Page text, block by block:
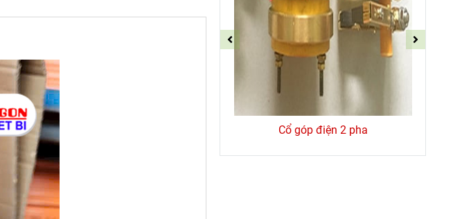
Chổi lấy điện cầu trục 4P60A Cổ góp điện 2 pha